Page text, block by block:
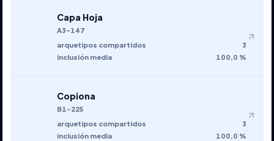
Capa Hoja
A3-147
arquetipos compartidos
3
inclusión media
100,0 %
Copiona
B1-225
arquetipos compartidos
3
inclusión media
100,0 %